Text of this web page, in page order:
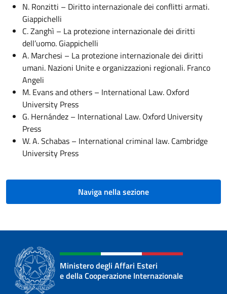
N. Ronzitti – Diritto internazionale dei conflitti armati.
Giappichelli
C. Zanghì – La protezione internazionale dei diritti
dell’uomo. Giappichelli
A. Marchesi – La protezione internazionale dei diritti
umani. Nazioni Unite e organizzazioni regionali. Franco
Angeli
M. Evans and others – International Law. Oxford
University Press
G. Hernández – International Law. Oxford University
Press
W. A. Schabas – International criminal law. Cambridge
University Press
Naviga nella sezione
Ministero degli Affari Esteri
e della Cooperazione Internazionale